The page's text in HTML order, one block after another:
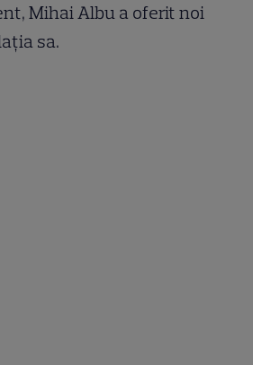
Mihai Albu a oferit noi
sa.